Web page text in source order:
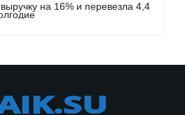
на 16% и перевезла 4,4